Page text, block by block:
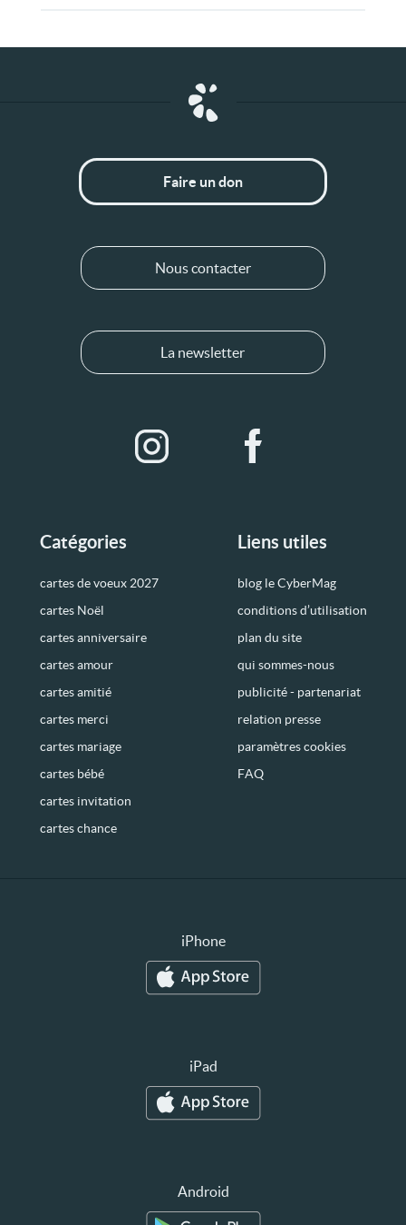
Catégories
cartes de voeux 2027
cartes Noël
cartes anniversaire
cartes amour
cartes amitié
cartes merci
cartes mariage
cartes bébé
cartes invitation
cartes chance
Liens utiles
blog le CyberMag
conditions d’utilisation
plan du site
qui sommes-nous
publicité - partenariat
relation presse
paramètres cookies
FAQ
Faire un don
Nous contacter
La newsletter
iPhone
iPad
Android